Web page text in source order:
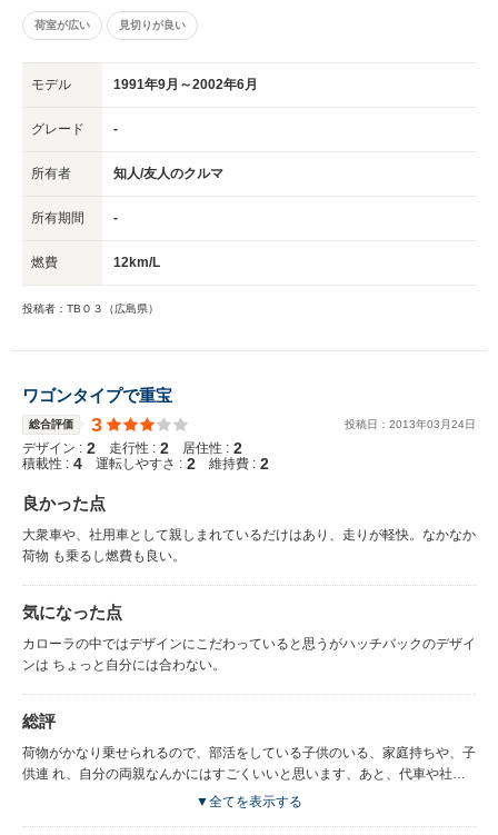
荷室が広い 見切りが良い
モデル 1991年9月～2002年6月
グレード -
所有者 知人/友人のクルマ
所有期間 -
燃費 12km/L
投稿者：TB０３（広島県）
ワゴンタイプで重宝
総合評価 3 投稿日： 2013年03 月24日
デザイン : 2 走行性 : 2 居住性 : 2
積載性 : 4 運転しやすさ : 2 維持費 : 2
良かった点
大衆車や、社用車として親しまれているだけはあり、走りが軽快。なかなか
荷物 も乗るし燃費も良い。
気になった点
カローラの中ではデザインにこだわっていると思うがハッチバックのデザイ
ンは ちょっと自分には合わない。
総評
荷物がかなり乗せられるので、部活をしている子供のいる、家庭持ちや、子
供連 れ、自分の両親なんかにはすごくいいと思います、あと、代車や社用
▼全てを表示する